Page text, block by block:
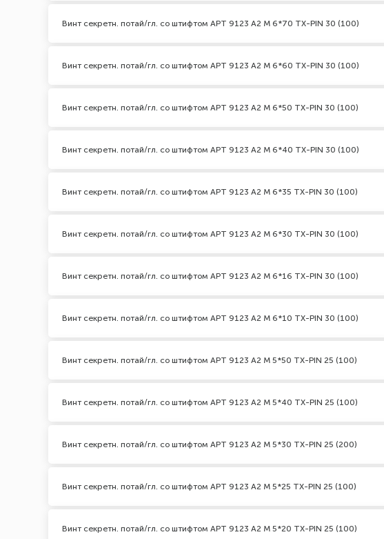
Винт секретн. потай/гл. со штифтом АРТ 9123 А2 M 6*70 TX-PIN 30 (100)
Винт секретн. потай/гл. со штифтом АРТ 9123 А2 M 6*60 TX-PIN 30 (100)
Винт секретн. потай/гл. со штифтом АРТ 9123 А2 M 6*50 TX-PIN 30 (100)
Винт секретн. потай/гл. со штифтом АРТ 9123 А2 M 6*40 TX-PIN 30 (100)
Винт секретн. потай/гл. со штифтом АРТ 9123 А2 M 6*35 TX-PIN 30 (100)
Винт секретн. потай/гл. со штифтом АРТ 9123 А2 M 6*30 TX-PIN 30 (100)
Винт секретн. потай/гл. со штифтом АРТ 9123 А2 M 6*16 TX-PIN 30 (100)
Винт секретн. потай/гл. со штифтом АРТ 9123 А2 M 6*10 TX-PIN 30 (100)
Винт секретн. потай/гл. со штифтом АРТ 9123 А2 M 5*50 TX-PIN 25 (100)
Винт секретн. потай/гл. со штифтом АРТ 9123 А2 M 5*40 TX-PIN 25 (100)
Винт секретн. потай/гл. со штифтом АРТ 9123 А2 M 5*30 TX-PIN 25 (200)
Винт секретн. потай/гл. со штифтом АРТ 9123 А2 M 5*25 TX-PIN 25 (100)
Винт секретн. потай/гл. со штифтом АРТ 9123 А2 M 5*20 TX-PIN 25 (100)